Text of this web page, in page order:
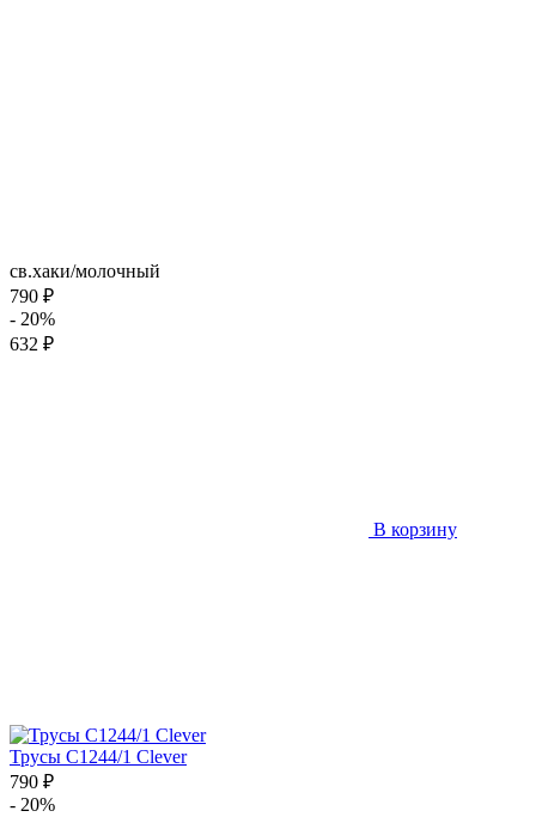
св.хаки/молочный
790 ₽
- 20%
632 ₽
В корзину
Трусы C1244/1 Clever
790 ₽
- 20%